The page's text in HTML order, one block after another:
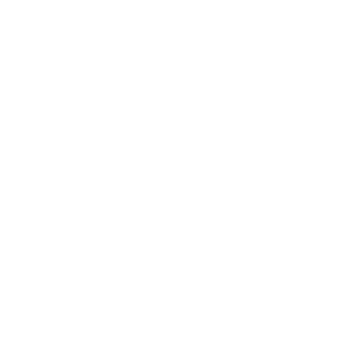
Bu tür
Örneğin,
ziyaretçilerin
işleyiş
Ziyaretçi
Ziyaretçinin
tür
Aynı